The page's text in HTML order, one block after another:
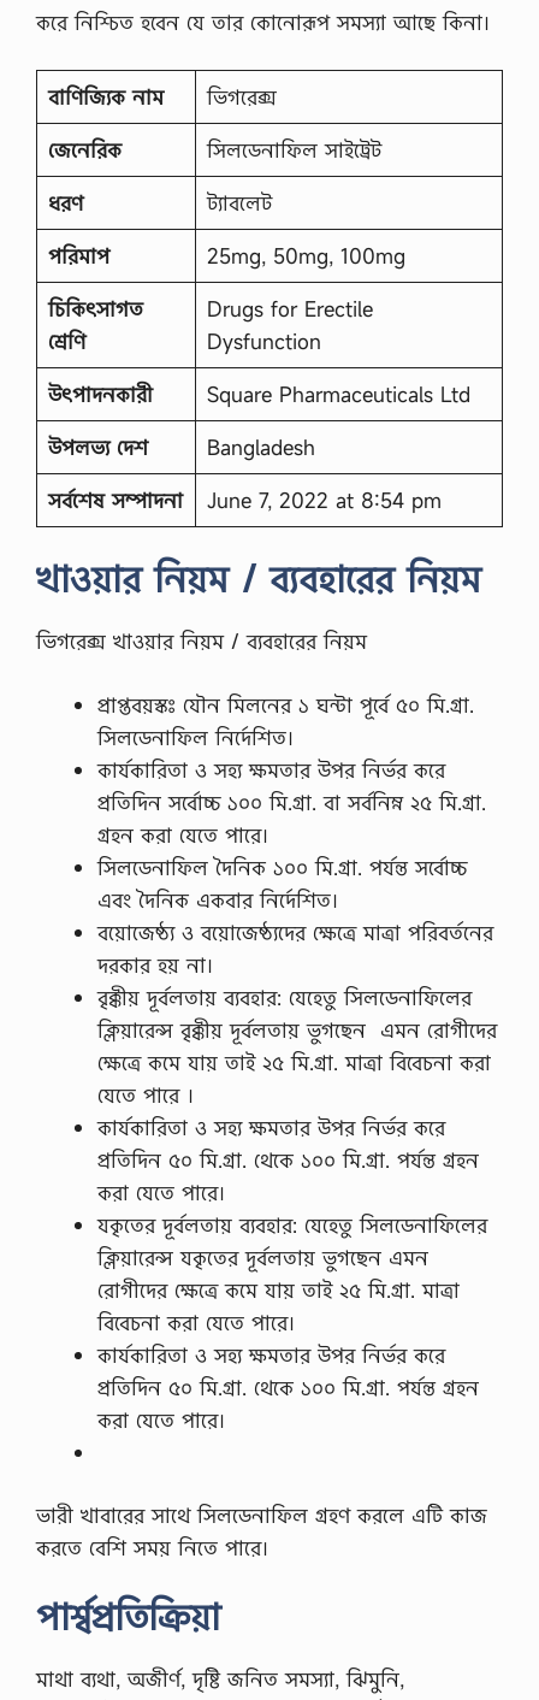
করে নিশ্চিত হবেন যে তার কোনোরূপ সমস্যা আছে কিনা।
বাণিজ্যিক নাম
ভিগরেক্স
জেনেরিক
সিলডেনাফিল সাইট্রেট
ধরণ
ট্যাবলেট
পরিমাপ
25mg, 50mg, 100mg
চিকিৎসাগত
শ্রেণি
Drugs for Erectile
Dysfunction
উৎপাদনকারী
Square Pharmaceuticals Ltd
উপলভ্য দেশ
Bangladesh
সর্বশেষ সম্পাদনা
June 7, 2022 at 8:54 pm
খাওয়ার নিয়ম / ব্যবহারের নিয়ম
ভিগরেক্স খাওয়ার নিয়ম / ব্যবহারের নিয়ম
প্রাপ্তবয়স্কঃ যৌন মিলনের ১ ঘন্টা পূর্বে ৫০ মি.গ্রা.
সিলডেনাফিল নির্দেশিত।
কার্যকারিতা ও সহ্য ক্ষমতার উপর নির্ভর করে
প্রতিদিন সর্বোচ্চ ১০০ মি.গ্রা. বা সর্বনিম্ন ২৫ মি.গ্রা.
গ্রহন করা যেতে পারে।
সিলডেনাফিল দৈনিক ১০০ মি.গ্রা. পর্যন্ত সর্বোচ্চ
এবং দৈনিক একবার নির্দেশিত।
বয়ােজেষ্ঠ্য ও বয়ােজেষ্ঠ্যদের ক্ষেত্রে মাত্রা পরিবর্তনের
দরকার হয় না।
বৃক্কীয় দূর্বলতায় ব্যবহার: যেহেতু সিলডেনাফিলের
ক্লিয়ারেন্স বৃক্কীয় দূর্বলতায় ভুগছেন এমন রােগীদের
ক্ষেত্রে কমে যায় তাই ২৫ মি.গ্রা. মাত্রা বিবেচনা করা
যেতে পারে ।
কার্যকারিতা ও সহ্য ক্ষমতার উপর নির্ভর করে
প্রতিদিন ৫০ মি.গ্রা. থেকে ১০০ মি.গ্রা. পর্যন্ত গ্রহন
করা যেতে পারে।
যকৃতের দূর্বলতায় ব্যবহার: যেহেতু সিলডেনাফিলের
ক্লিয়ারেন্স যকৃতের দূর্বলতায় ভুগছেন এমন
রােগীদের ক্ষেত্রে কমে যায় তাই ২৫ মি.গ্রা. মাত্রা
বিবেচনা করা যেতে পারে।
কার্যকারিতা ও সহ্য ক্ষমতার উপর নির্ভর করে
প্রতিদিন ৫০ মি.গ্রা. থেকে ১০০ মি.গ্রা. পর্যন্ত গ্রহন
করা যেতে পারে।
ভারী খাবারের সাথে সিলডেনাফিল গ্রহণ করলে এটি কাজ
করতে বেশি সময় নিতে পারে।
পার্শ্বপ্রতিক্রিয়া
মাথা ব্যথা, অজীর্ণ, দৃষ্টি জনিত সমস্যা, ঝিমুনি,